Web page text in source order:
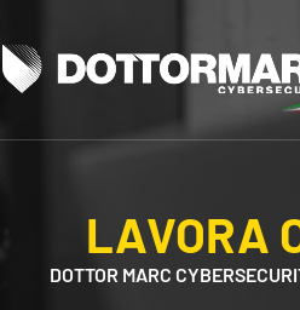
LAVORA
DOTTOR MARC